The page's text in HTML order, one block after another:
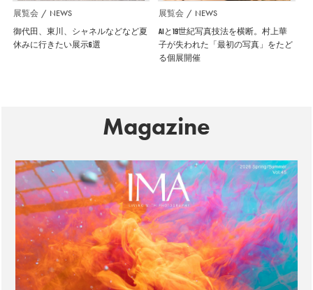
展覧会 NEWS
御代田、東川、シャネルなどなど夏
休みに行きたい展示6選
展覧会 NEWS
AIと19世紀写真技法を横断。村上華
子が失われた「最初の写真」をたど
る個展開催
Magazine